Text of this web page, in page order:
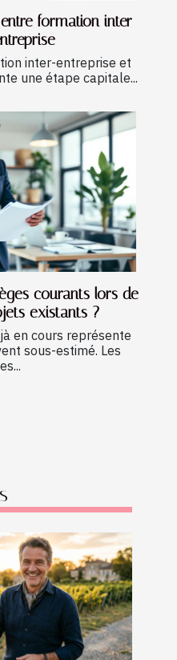
formation inter
inter-entreprise et
une étape capitale...
courants lors de
existants ?
en cours représente
sous-estimé. Les